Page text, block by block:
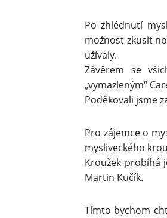
Po zhlédnutí
možnost zkusit
užívaly.
Závěrem se
„vymazleným“
Poděkovali jsme
Pro zájemce o
mysliveckého
Kroužek probíhá
Martin Kučík.
Tímto bychom